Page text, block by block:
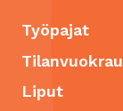
Työpajat
Liput